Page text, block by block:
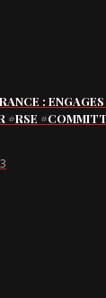
:
#RSE